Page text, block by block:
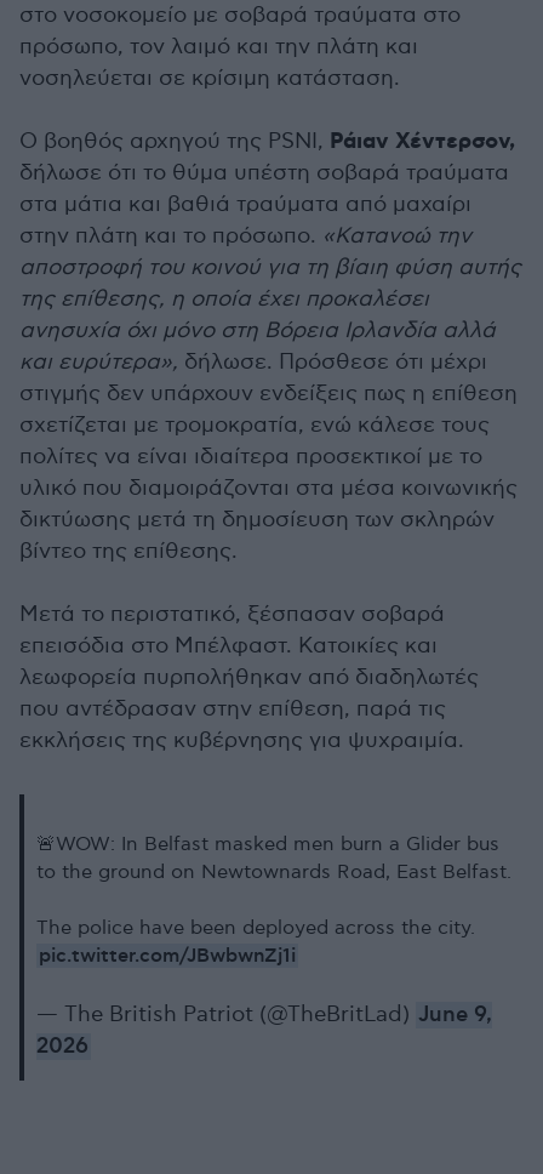
στο νοσοκομείο με σοβαρά τραύματα στο
πρόσωπο, τον λαιμό και την πλάτη και
νοσηλεύεται σε κρίσιμη κατάσταση.
Ο βοηθός αρχηγού της PSNI, Ράιαν Χέντερσον,
δήλωσε ότι το θύμα υπέστη σοβαρά τραύματα
στα μάτια και βαθιά τραύματα από μαχαίρι
στην πλάτη και το πρόσωπο. «Κατανοώ την
αποστροφή του κοινού για τη βίαιη φύση αυτής
της επίθεσης, η οποία έχει προκαλέσει
ανησυχία όχι μόνο στη Βόρεια Ιρλανδία αλλά
και ευρύτερα», δήλωσε. Πρόσθεσε ότι μέχρι
στιγμής δεν υπάρχουν ενδείξεις πως η επίθεση
σχετίζεται με τρομοκρατία, ενώ κάλεσε τους
πολίτες να είναι ιδιαίτερα προσεκτικοί με το
υλικό που διαμοιράζονται στα μέσα κοινωνικής
δικτύωσης μετά τη δημοσίευση των σκληρών
βίντεο της επίθεσης.
Μετά το περιστατικό, ξέσπασαν σοβαρά
επεισόδια στο Μπέλφαστ. Κατοικίες και
λεωφορεία πυρπολήθηκαν από διαδηλωτές
που αντέδρασαν στην επίθεση, παρά τις
εκκλήσεις της κυβέρνησης για ψυχραιμία.
🚨WOW: In Belfast masked men burn a Glider bus
to the ground on Newtownards Road, East Belfast.
The police have been deployed across the city.
pic.twitter.com/JBwbwnZj1i
— The British Patriot (@TheBritLad) June 9,
2026